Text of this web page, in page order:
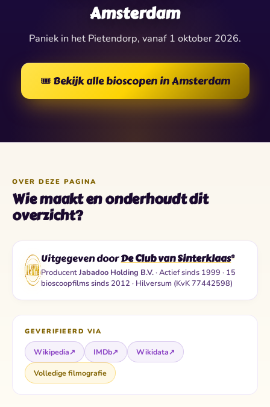
Amsterdam
Paniek in het Pietendorp, vanaf 1 oktober 2026.
🎟️ Bekijk alle bioscopen in Amsterdam
OVER DEZE PAGINA
Wie maakt en onderhoudt dit
overzicht?
Uitgegeven doorDe Club van Sinterklaas®
ProducentJabadoo Holding B.V.· Actief sinds 1999 · 15
bioscoopfilms sinds 2012 · Hilversum (KvK 77442598)
GEVERIFIEERD VIA
Wikipedia↗ IMDb↗ Wikidata↗
Volledige filmografie